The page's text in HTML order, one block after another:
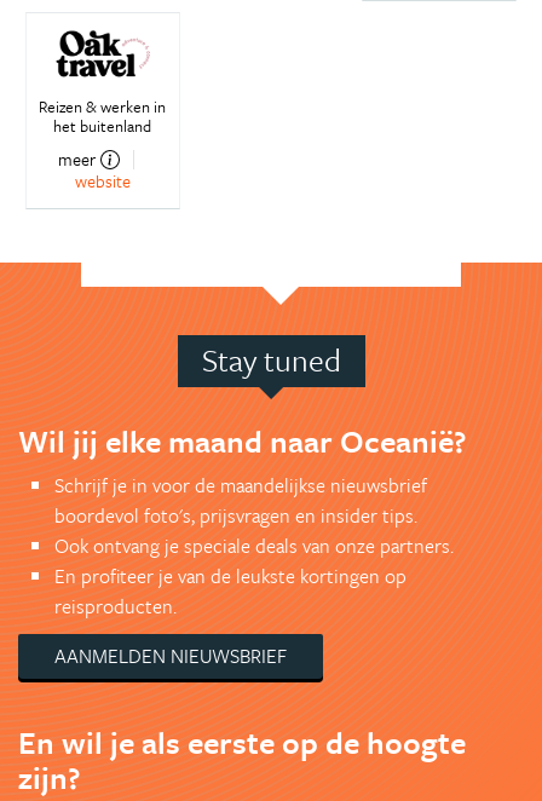
Reizen & werken in
het buitenland
meer
website
Stay tuned
Wil jij elke maand naar Oceanië?
Schrijf je in voor de maandelijkse nieuwsbrief
boordevol foto's, prijsvragen en insider tips.
Ook ontvang je speciale deals van onze partners.
En profiteer je van de leukste kortingen op
reisproducten.
AANMELDEN NIEUWSBRIEF
En wil je als eerste op de hoogte
zijn?